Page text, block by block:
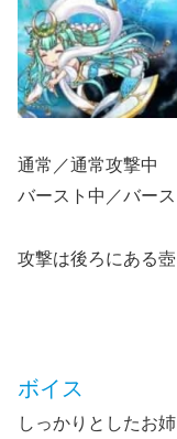
通常／通常攻撃中
バースト中／バー
攻撃は後ろにある
ボイス
しっかりとしたお